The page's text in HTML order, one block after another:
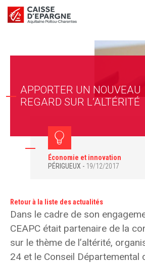
APPORTER UN NOUVEAU
REGARD SUR L’ALTÉRITÉ
Économie et innovation
PÉRIGUEUX
19/12/2017
Retour à la liste des actualités
Dans le cadre de son
CEAPC était partenaire de la
sur le thème de l’altérité,
24 et le Conseil Départemental